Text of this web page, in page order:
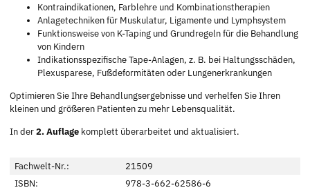
Kontraindikationen, Farblehre und Kombinationstherapien
Anlagetechniken für Muskulatur, Ligamente und Lymphsystem
Funktionsweise von K-Taping und Grundregeln für die Behandlung
von Kindern
Indikationsspezifische Tape-Anlagen, z. B. bei Haltungsschäden,
Plexusparese, Fußdeformitäten oder Lungenerkrankungen
Optimieren Sie Ihre Behandlungsergebnisse und verhelfen Sie Ihren
kleinen und größeren Patienten zu mehr Lebensqualität.
In der2. Auflage komplett überarbeitet und aktualisiert.
Fachwelt-Nr.:
21509
ISBN:
978-3-662-62586-6